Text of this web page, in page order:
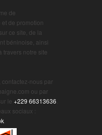
de
de promotion
ce site, de la
béninoise, ainsi
travers notre site
nous par
ou par
le +229 66313636
sociaux :